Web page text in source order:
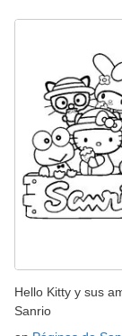
Hello Kitty y sus
Sanrio